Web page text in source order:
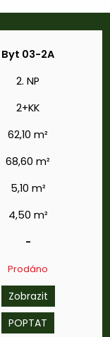
Byt 03-2A
2. NP
2+KK
62,10 m²
68,60 m²
5,10 m²
4,50 m²
-
Prodáno
Zobrazit
POPTAT